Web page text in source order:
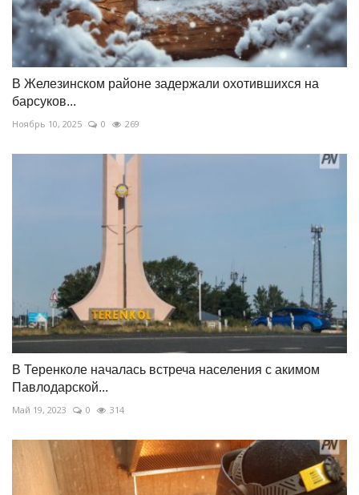
В Железинском районе задержали охотившихся на
барсуков...
Ноябрь 10, 2025 0 269
В Теренколе началась встреча населения с акимом
Павлодарской...
Май 19, 2023 0 314